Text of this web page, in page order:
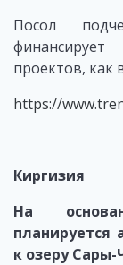
Посол
проектов, как
https://
Киргизия
На
планируется
к озеру